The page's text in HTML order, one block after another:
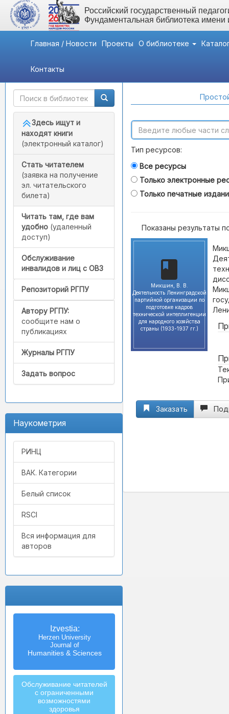
Российский государственный
Фундаментальная библиотека
Главная / Новости Проекты О библиотеке
Контакты
Быстрый доступ
Здесь ищут и
находят книги
(электронный каталог)
Стать читателем
(заявка на получение
эл. читательского
билета)
Читать там, где вам
удобно (удаленный
доступ)
Обслуживание
инвалидов и лиц с ОВЗ
Репозиторий РГПУ
Автору РГПУ:
сообщите нам о
публикациях
Журналы РГПУ
Задать вопрос
Наукометрия
РИНЦ
ВАК. Категории
Белый список
RSCI
Вся информация для
авторов
Izvestia:
Herzen University
Journal of
Humanities & Sciences
Обслуживание читателей
с ограниченными
возможностями
здоровья
Тип ресурсов:
Все ресурсы
Только электронные
Только печатные
Показаны результаты
Микшин, В. В.
Деятельность Ленинградской
партийной организации по
подготовке кадров
технической интеллигенции
для народного хозяйства
страны (1933-1937 гг.)
Заказать